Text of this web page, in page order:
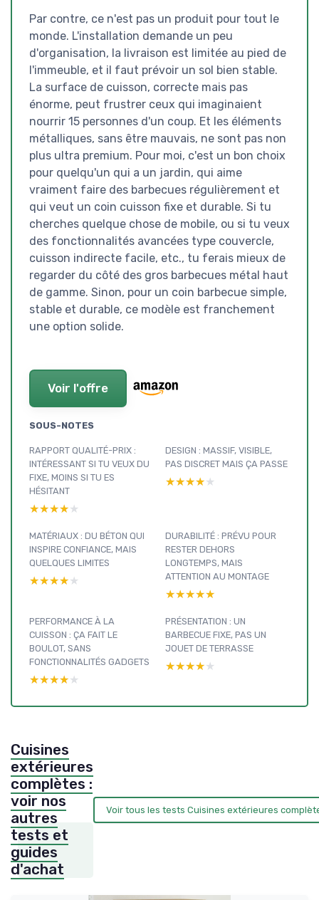
Par contre, ce n'est pas un produit pour tout le
monde. L'installation demande un peu
d'organisation, la livraison est limitée au pied de
l'immeuble, et il faut prévoir un sol bien stable.
La surface de cuisson, correcte mais pas
énorme, peut frustrer ceux qui imaginaient
nourrir 15 personnes d'un coup. Et les éléments
métalliques, sans être mauvais, ne sont pas non
plus ultra premium. Pour moi, c'est un bon choix
pour quelqu'un qui a un jardin, qui aime
vraiment faire des barbecues régulièrement et
qui veut un coin cuisson fixe et durable. Si tu
cherches quelque chose de mobile, ou si tu veux
des fonctionnalités avancées type couvercle,
cuisson indirecte facile, etc., tu ferais mieux de
regarder du côté des gros barbecues métal haut
de gamme. Sinon, pour un coin barbecue simple,
stable et durable, ce modèle est franchement
une option solide.
Voir l'offre
SOUS-NOTES
RAPPORT QUALITÉ-PRIX :
INTÉRESSANT SI TU VEUX DU
FIXE, MOINS SI TU ES
HÉSITANT
★★★★★
★★★★★
DESIGN : MASSIF, VISIBLE,
PAS DISCRET MAIS ÇA PASSE
★★★★★
★★★★★
MATÉRIAUX : DU BÉTON QUI
INSPIRE CONFIANCE, MAIS
QUELQUES LIMITES
★★★★★
★★★★★
DURABILITÉ : PRÉVU POUR
RESTER DEHORS
LONGTEMPS, MAIS
ATTENTION AU MONTAGE
★★★★★
★★★★★
PERFORMANCE À LA
CUISSON : ÇA FAIT LE
BOULOT, SANS
FONCTIONNALITÉS GADGETS
★★★★★
★★★★★
PRÉSENTATION : UN
BARBECUE FIXE, PAS UN
JOUET DE TERRASSE
★★★★★
★★★★★
Cuisines
extérieures
complètes :
voir nos
autres
tests et
guides
d'achat
Voir tous les tests Cuisines extérieures